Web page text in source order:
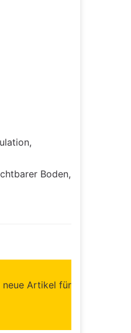
Boden,
neue Artikel für